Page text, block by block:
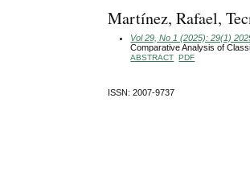
Martínez, Rafael,
Vol 29, No 1 (2025): 29(1)
Comparative Analysis of
ABSTRACT PDF
ISSN: 2007-9737